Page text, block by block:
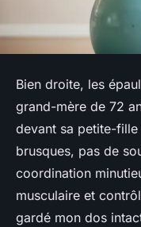
Bien droite, les
grand-mère de 72
devant sa petite-
brusques, pas de
coordination
musculaire et
gardé mon dos